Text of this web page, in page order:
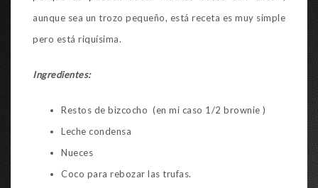
aunque sea un trozo pequeño, está receta es muy simple
pero está riquísima.
Ingredientes:
Restos de bizcocho (en mi caso 1/2 brownie )
Leche condensa
Nueces
Coco para rebozar las trufas.